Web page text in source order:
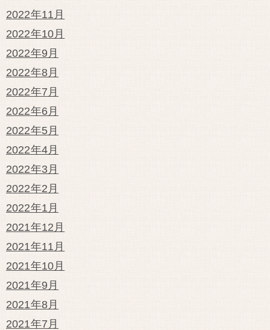
2022年11月
2022年10月
2022年9月
2022年8月
2022年7月
2022年6月
2022年5月
2022年4月
2022年3月
2022年2月
2022年1月
2021年12月
2021年11月
2021年10月
2021年9月
2021年8月
2021年7月